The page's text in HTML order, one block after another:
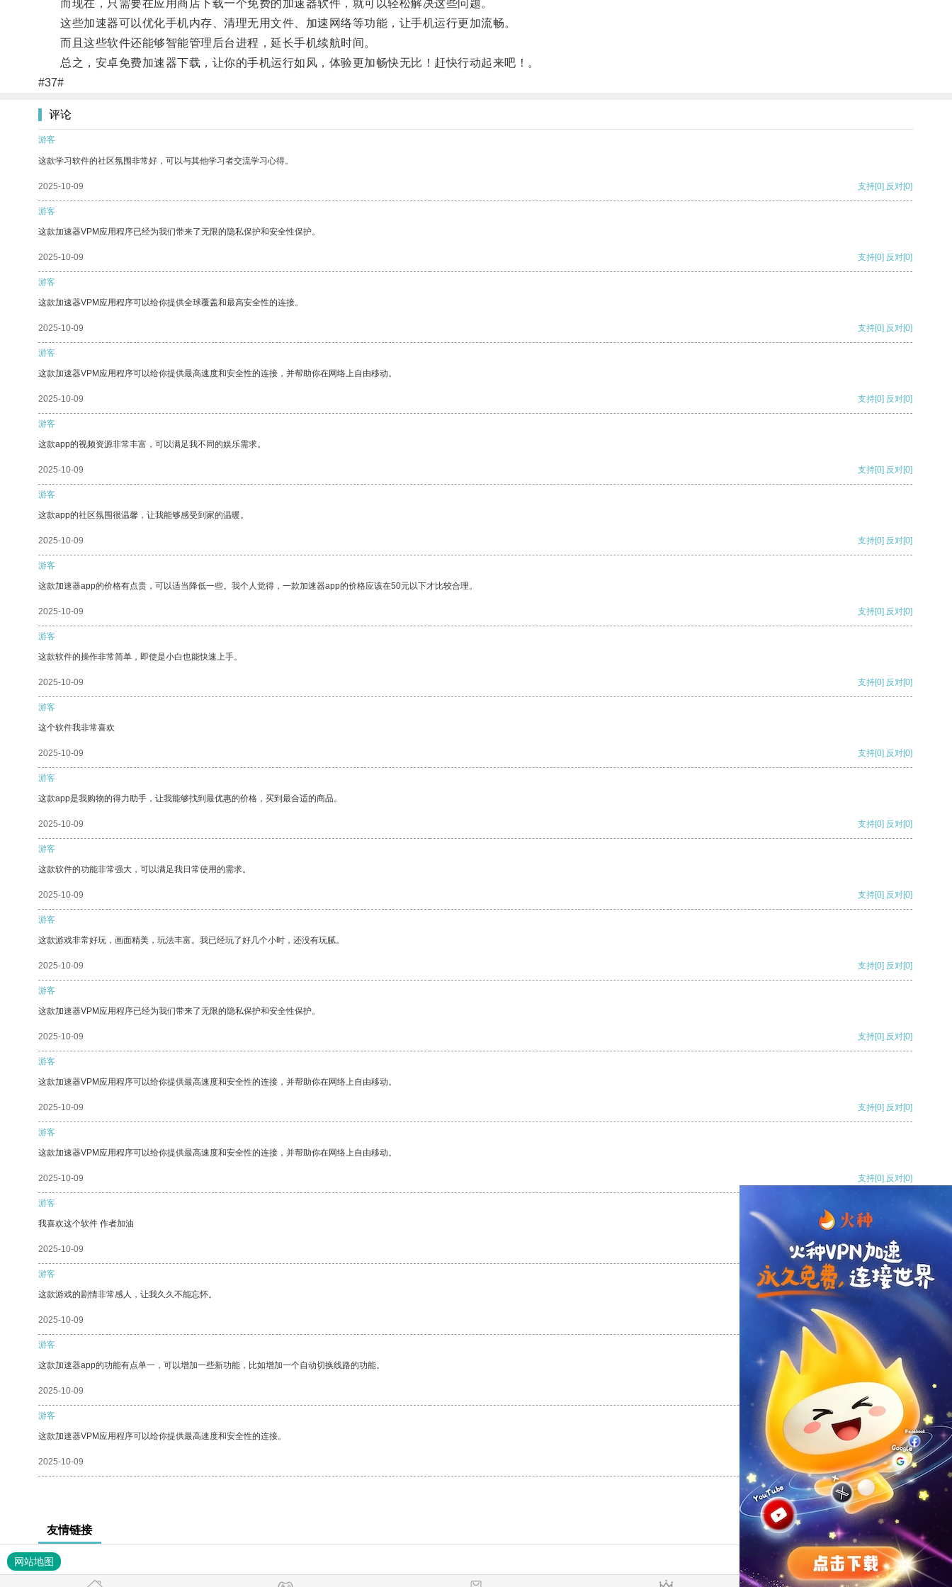
而现在，只需要在应用商店下载一个免费的加速器软件，就可以轻松解决这些问题。
这些加速器可以优化手机内存、清理无用文件、加速网络等功能，让手机运行更加流畅。
而且这些软件还能够智能管理后台进程，延长手机续航时间。
总之，安卓免费加速器下载，让你的手机运行如风，体验更加畅快无比！赶快行动起来吧！。
#37#
评论
游客
这款学习软件的社区氛围非常好，可以与其他学习者交流学习心得。
2025-10-09 支持[0] 反对[0]
游客
这款加速器VPM应用程序已经为我们带来了无限的隐私保护和安全性保护。
2025-10-09 支持[0] 反对[0]
游客
这款加速器VPM应用程序可以给你提供全球覆盖和最高安全性的连接。
2025-10-09 支持[0] 反对[0]
游客
这款加速器VPM应用程序可以给你提供最高速度和安全性的连接，并帮助你在网络上自由移动。
2025-10-09 支持[0] 反对[0]
游客
这款app的视频资源非常丰富，可以满足我不同的娱乐需求。
2025-10-09 支持[0] 反对[0]
游客
这款app的社区氛围很温馨，让我能够感受到家的温暖。
2025-10-09 支持[0] 反对[0]
游客
这款加速器app的价格有点贵，可以适当降低一些。我个人觉得，一款加速器app的价格应该在50元以下才比较合理。
2025-10-09 支持[0] 反对[0]
游客
这款软件的操作非常简单，即使是小白也能快速上手。
2025-10-09 支持[0] 反对[0]
游客
这个软件我非常喜欢
2025-10-09 支持[0] 反对[0]
游客
这款app是我购物的得力助手，让我能够找到最优惠的价格，买到最合适的商品。
2025-10-09 支持[0] 反对[0]
游客
这款软件的功能非常强大，可以满足我日常使用的需求。
2025-10-09 支持[0] 反对[0]
游客
这款游戏非常好玩，画面精美，玩法丰富。我已经玩了好几个小时，还没有玩腻。
2025-10-09 支持[0] 反对[0]
游客
这款加速器VPM应用程序已经为我们带来了无限的隐私保护和安全性保护。
2025-10-09 支持[0] 反对[0]
游客
这款加速器VPM应用程序可以给你提供最高速度和安全性的连接，并帮助你在网络上自由移动。
2025-10-09 支持[0] 反对[0]
游客
这款加速器VPM应用程序可以给你提供最高速度和安全性的连接，并帮助你在网络上自由移动。
2025-10-09 支持[0] 反对[0]
游客
我喜欢这个软件 作者加油
2025-10-09 支持[0] 反对
游客
这款游戏的剧情非常感人，让我久久不能忘怀。
2025-10-09 支持
游客
这款加速器app的功能有点单一，可以增加一些新功能，比如增加一个自动切换线路的功能。
2025-10-09 反对 [0]
游客
这款加速器VPM应用程序可以给你提供最高速度和安全性的连接。
2025-10-09 支持[0] 反对[0]
友情链接
网站地图